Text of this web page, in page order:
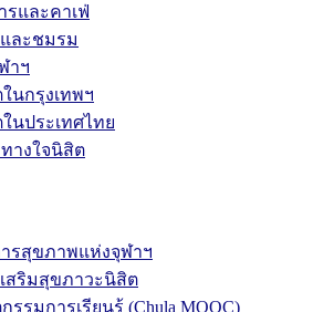
รและคาเฟ่
ละชมรม
าฯ
นกรุงเทพฯ
นประเทศไทย
างใจนิสิต
รสุขภาพแห่งจุฬาฯ
สริมสุขภาวะนิสิต
รรมการเรียนรู้ (Chula MOOC)